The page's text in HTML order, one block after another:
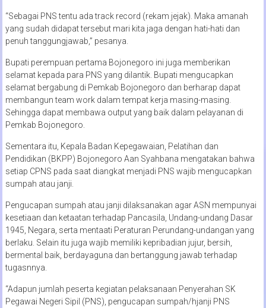
“Sebagai PNS tentu ada track record (rekam jejak). Maka amanah
yang sudah didapat tersebut mari kita jaga dengan hati-hati dan
penuh tanggungjawab,” pesanya.
Bupati perempuan pertama Bojonegoro ini juga memberikan
selamat kepada para PNS yang dilantik. Bupati mengucapkan
selamat bergabung di Pemkab Bojonegoro dan berharap dapat
membangun team work dalam tempat kerja masing-masing.
Sehingga dapat membawa output yang baik dalam pelayanan di
Pemkab Bojonegoro.
Sementara itu, Kepala Badan Kepegawaian, Pelatihan dan
Pendidikan (BKPP) Bojonegoro Aan Syahbana mengatakan bahwa
setiap CPNS pada saat diangkat menjadi PNS wajib mengucapkan
sumpah atau janji.
Pengucapan sumpah atau janji dilaksanakan agar ASN mempunyai
kesetiaan dan ketaatan terhadap Pancasila, Undang-undang Dasar
1945, Negara, serta mentaati Peraturan Perundang-undangan yang
berlaku. Selain itu juga wajib memiliki kepribadian jujur, bersih,
bermental baik, berdayaguna dan bertanggung jawab terhadap
tugasnnya.
“Adapun jumlah peserta kegiatan pelaksanaan Penyerahan SK
Pegawai Negeri Sipil (PNS), pengucapan sumpah/hjanji PNS